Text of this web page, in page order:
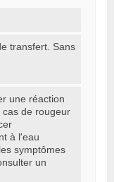
transfert. Sans
une réaction
de rougeur
à l'eau
symptômes
un